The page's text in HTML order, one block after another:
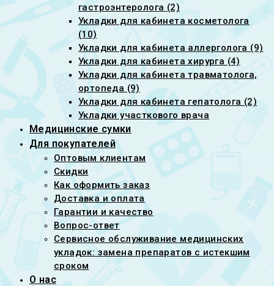
гастроэнтеролога (2)
Укладки для кабинета косметолога
(10)
Укладки для кабинета аллерголога (9)
Укладки для кабинета хирурга (4)
Укладки для кабинета травматолога,
ортопеда (9)
Укладки для кабинета гепатолога (2)
Укладки участкового врача
Медицинские сумки
Для покупателей
Оптовым клиентам
Скидки
Как оформить заказ
Доставка и оплата
Гарантии и качество
Вопрос-ответ
Сервисное обслуживание медицинских
укладок: замена препаратов с истекшим
сроком
О нас